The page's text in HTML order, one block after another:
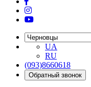
UA
RU
(093)8660618
Обратный звонок